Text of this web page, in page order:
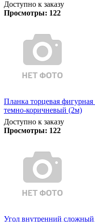
Доступно к заказу
Просмотры: 122
Планка торцевая
темно-коричневый (2м)
Доступно к заказу
Просмотры: 122
Угол внутренний